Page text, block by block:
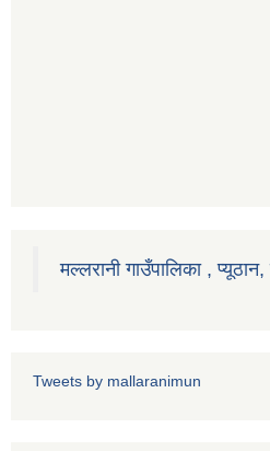
मल्लरानी गाउँपालिका ,
Tweets by mallaranimun